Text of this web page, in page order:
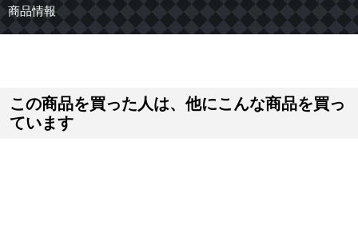
商品情報
この商品を買った人は、他にこんな商品を買っ
ています